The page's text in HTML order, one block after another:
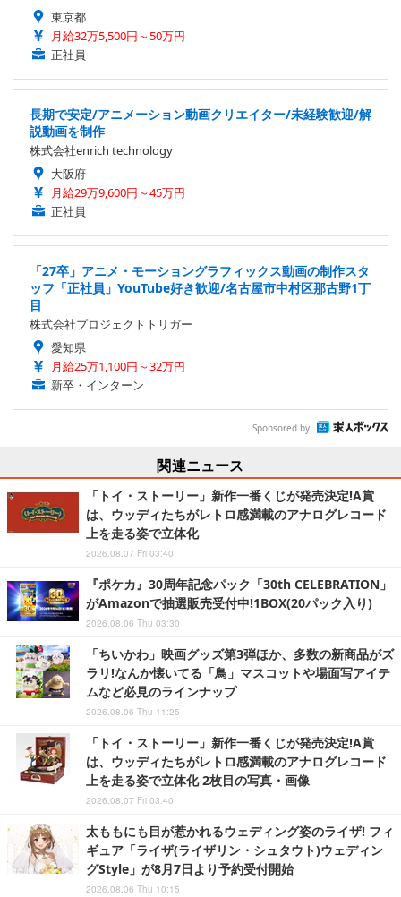
東京都
月給32万5,500円～50万円
正社員
長期で安定/アニメーション動画クリエイター/未経験歓迎/解
説動画を制作
株式会社enrich technology
大阪府
月給29万9,600円～45万円
正社員
「27卒」アニメ・モーショングラフィックス動画の制作スタ
ッフ「正社員」YouTube好き歓迎/名古屋市中村区那古野1丁
目
株式会社プロジェクトトリガー
愛知県
月給25万1,100円～32万円
新卒・インターン
Sponsored by
関連ニュース
「トイ・ストーリー」新作一番くじが発売決定!A賞
は、ウッディたちがレトロ感満載のアナログレコード
上を走る姿で立体化
2026.08.07 Fri 03:40
『ポケカ』30周年記念パック「30th CELEBRATION」
がAmazonで抽選販売受付中!1BOX(20パック入り)
2026.08.06 Thu 03:30
「ちいかわ」映画グッズ第3弾ほか、多数の新商品がズ
ラリ!なんか懐いてる「鳥」マスコットや場面写アイテ
ムなど必見のラインナップ
2026.08.06 Thu 11:25
「トイ・ストーリー」新作一番くじが発売決定!A賞
は、ウッディたちがレトロ感満載のアナログレコード
上を走る姿で立体化 2枚目の写真・画像
2026.08.07 Fri 03:40
太ももにも目が惹かれるウェディング姿のライザ! フィ
ギュア「ライザ(ライザリン・シュタウト)ウェディン
グStyle」が8月7日より予約受付開始
2026.08.06 Thu 10:15